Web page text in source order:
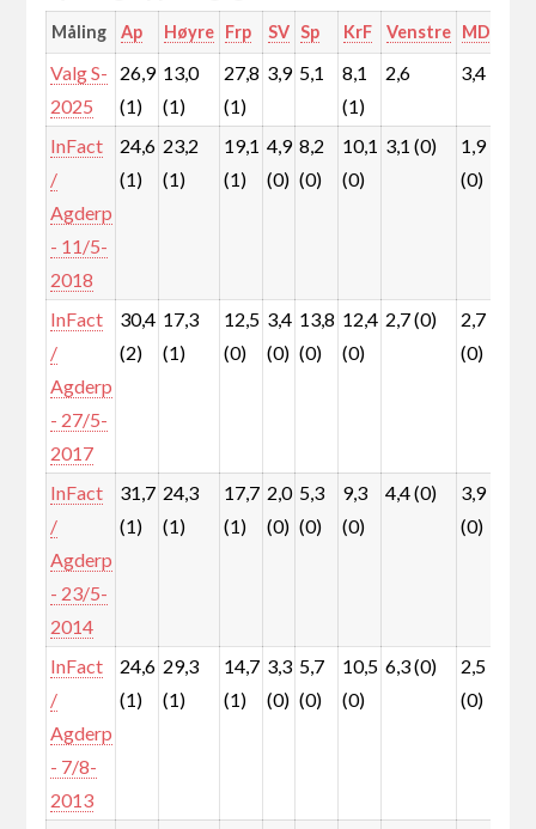
Måling Ap Høyre Frp SV Sp KrF Venstre MDG
Valg S-
2025
26,9
(1)
13,0
(1)
27,8
(1)
3,9 5,1
8,1
(1)
2,6 3,4
InFact
/
Agderp
- 11/5-
2018
24,6
(1)
23,2
(1)
19,1
(1)
4,9
(0)
8,2
(0)
10,1
(0)
3,1 (0)
1,9
(0)
InFact
/
Agderp
- 27/5-
2017
30,4
(2)
17,3
(1)
12,5
(0)
3,4
(0)
13,8
(0)
12,4
(0)
2,7 (0)
2,7
(0)
InFact
/
Agderp
- 23/5-
2014
31,7
(1)
24,3
(1)
17,7
(1)
2,0
(0)
5,3
(0)
9,3
(0)
4,4 (0)
3,9
(0)
InFact
/
Agderp
- 7/8-
2013
24,6
(1)
29,3
(1)
14,7
(1)
3,3
(0)
5,7
(0)
10,5
(0)
6,3 (0)
2,5
(0)